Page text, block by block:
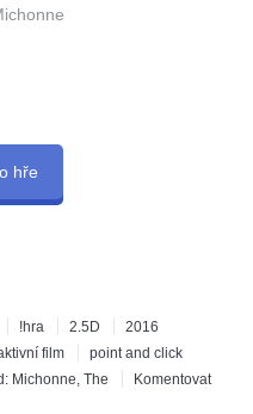
hře
!hra 2.5D
2016
film
point and click
Michonne, The Komentovat